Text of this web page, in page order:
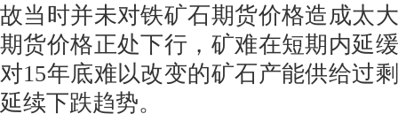
故当时并未对铁矿石期货价格造成太
期货价格正处下行，矿难在短期内延
对15年底难以改变的矿石产能供给过
延续下跌趋势。